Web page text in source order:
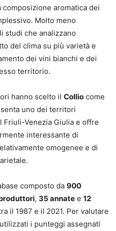
aromatica dei
Molto meno
studi che analizzano
del clima su più varietà e
dei vini bianchi e dei
territorio.
hanno scelto il Collio come
uno dei territori
Venezia Giulia e offre
interessante di
omogenee e di
composto da 900
, 35 annate e 12
il 1987 e il 2021. Per valutare
i punteggi assegnati